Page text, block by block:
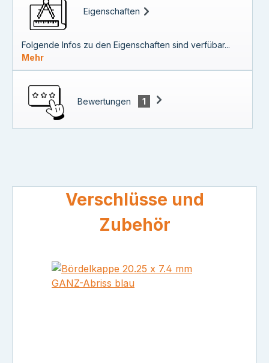
Eigenschaften
Folgende Infos zu den Eigenschaften sind verfübar...
Mehr
Bewertungen 1
Produktgalerie überspringen
Verschlüsse und
Zubehör